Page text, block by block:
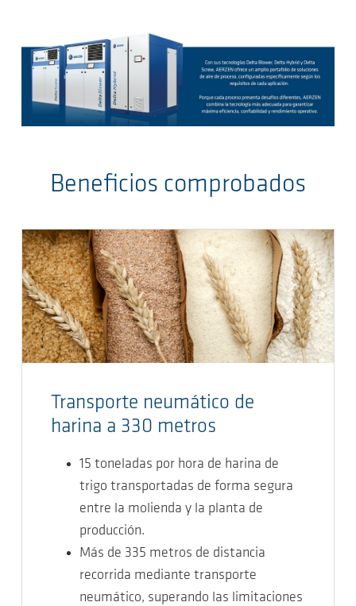
Beneficios comprobados
Transporte neumático de
harina a 330 metros
15 toneladas por hora de harina de
trigo transportadas de forma segura
entre la molienda y la planta de
producción.
Más de 335 metros de distancia
recorrida mediante transporte
neumático, superando las limitaciones